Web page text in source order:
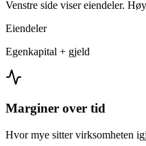
Venstre side viser eiendeler.
Eiendeler
Egenkapital + gjeld
Marginer over tid
Hvor mye sitter virksomheten